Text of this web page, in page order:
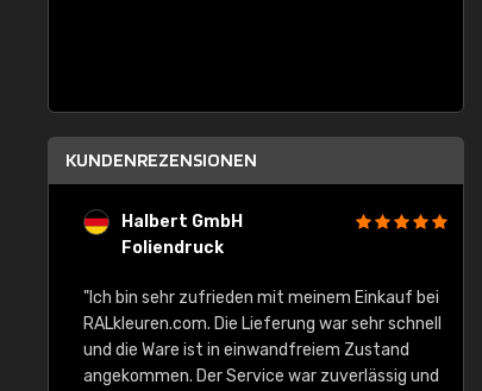
KUNDENREZENSIONEN
Halbert GmbH
Foliendruck
"Ich bin sehr zufrieden mit meinem Einkauf bei
RALkleuren.com. Die Lieferung war sehr schnell
und die Ware ist in einwandfreiem Zustand
angekommen. Der Service war zuverlässig und